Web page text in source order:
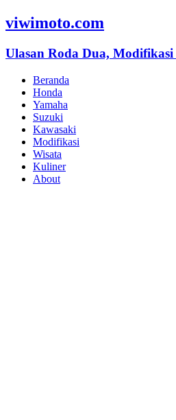
viwimoto.com
Ulasan Roda Dua,
Beranda
Honda
Yamaha
Suzuki
Kawasaki
Modifikasi
Wisata
Kuliner
About